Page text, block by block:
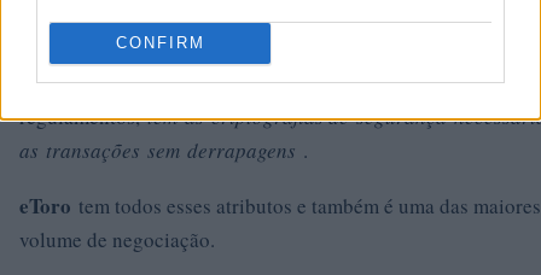
CONFIRM
no espaço há anos, recomendamos comprando LTCde
criptomoedas com esses atributos.
taxas baixas,facilidadedeuso, conformidade com os
regulamentos,temascriptografias desegurança
as transações sem derrapagens .
eToro tem todos esses atributos e também é uma das
volume de negociação.